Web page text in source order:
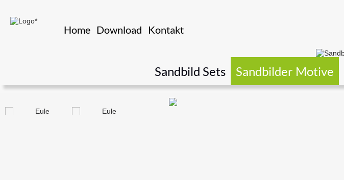
Home Download Kontakt
Sandbild Sets Sandbilder Motive